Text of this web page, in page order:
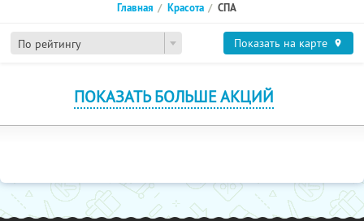
По рейтингу
Главная Красота СПА
Показать на карте
ПОКАЗАТЬ БОЛЬШЕ АКЦИЙ